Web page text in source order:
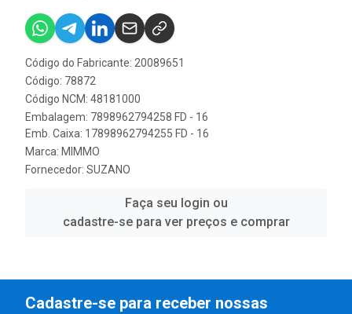
Código do Fabricante: 20089651
Código: 78872
Código NCM: 48181000
Embalagem: 7898962794258 FD - 16
Emb. Caixa: 17898962794255 FD - 16
Marca: MIMMO
Fornecedor: SUZANO
Faça seu login ou
cadastre-se para ver preços e comprar
Cadastre-se para receber nossas